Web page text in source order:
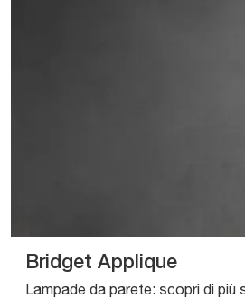
Bridget Applique